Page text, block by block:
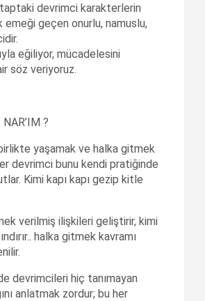
devrimci karakterlerin
emeği geçen onurlu, namuslu,
eğiliyor, mücadelesini
söz veriyoruz.
?
yaşamak ve halka gitmek
devrimci bunu kendi pratiğinde
Kimi kapı kapı gezip kitle
verilmiş ilişkileri geliştirir, kimi
halka gitmek kavramı
devrimcileri hiç tanımayan
anlatmak zordur; bu her